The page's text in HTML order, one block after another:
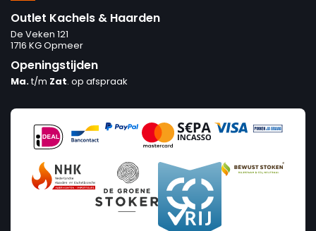
Outlet Kachels & Haarden
De Veken 121
1716 KG Opmeer
Openingstijden
Ma.t/m Zat. op afspraak